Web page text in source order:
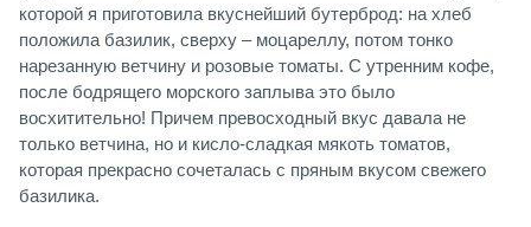
которой я приготовила вкуснейший бутерброд: на хлеб
положила базилик, сверху – моцареллу, потом тонко
нарезанную ветчину и розовые томаты. С утренним кофе,
после бодрящего морского заплыва это было
восхитительно! Причем превосходный вкус давала не
только ветчина, но и кисло-сладкая мякоть томатов,
которая прекрасно сочеталась с пряным вкусом свежего
базилика.